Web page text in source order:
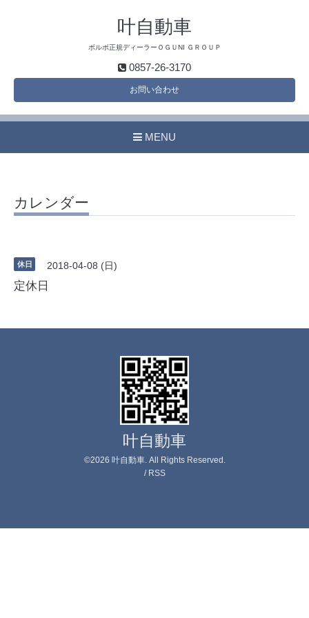
叶自動車
ボルボ正規ディーラーＯＧＵNI ＧＲＯＵＰ
0857-26-3170
お問い合わせ
MENU
カレンダー
休日 2018-04-08 (日)
定休日
叶自動車
©2026 叶自動車. All Rights Reserved.
/ RSS